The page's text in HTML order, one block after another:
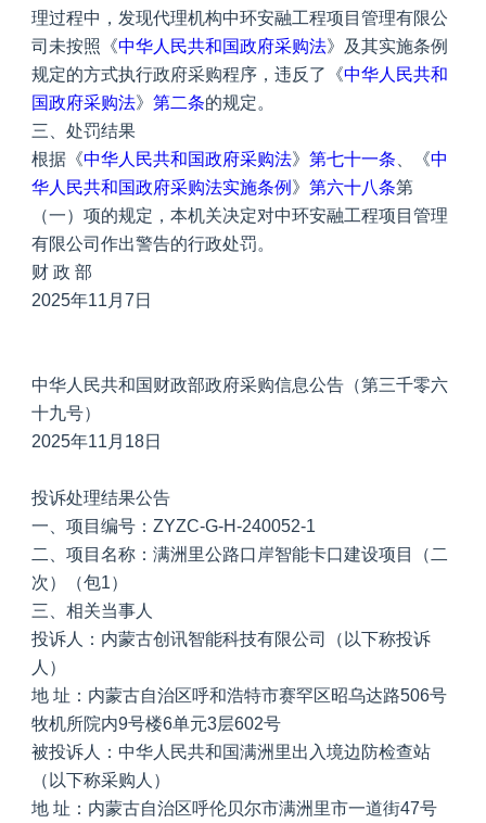
理过程中，发现代理机构中环安融工程项目管理有限公
司未按照《中华人民共和国政府采购法》及其实施条例
规定的方式执行政府采购程序，违反了《中华人民共和
国政府采购法》 第二条的规定。
三、处罚结果
根据《中华人民共和国政府采购法》 第七十一条 、《中
华人民共和国政府采购法实施条例 》 第六十八条第
（一）项的规定，本机关决定对中环安融工程项目管理
有限公司作出警告的行政处罚。
财 政 部
2025年11月7日
中华人民共和国财政部政府采购信息公告（第三千零六
十九号）
2025年11月18日
投诉处理结果公告
一、项目编号：ZYZC-G-H-240052-1
二、项目名称：满洲里公路口岸智能卡口建设项目（二
次）（包1）
三、相关当事人
投诉人：内蒙古创讯智能科技有限公司（以下称投诉
人）
地 址：内蒙古自治区呼和浩特市赛罕区昭乌达路506号
牧机所院内9号楼6单元3层602号
被投诉人：中华人民共和国满洲里出入境边防检查站
（以下称采购人）
地 址：内蒙古自治区呼伦贝尔市满洲里市一道街47号